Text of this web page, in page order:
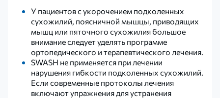
У пациентов с укорочением подколенных
сухожилий, поясничной мышцы, приводящих
мышц или пяточного сухожилия большое
внимание следует уделять программе
ортопедического и терапевтического лечения.
SWASH не применяется при лечении
нарушения гибкости подколенных сухожилий.
Если современные протоколы лечения
включают упражнения для устранения